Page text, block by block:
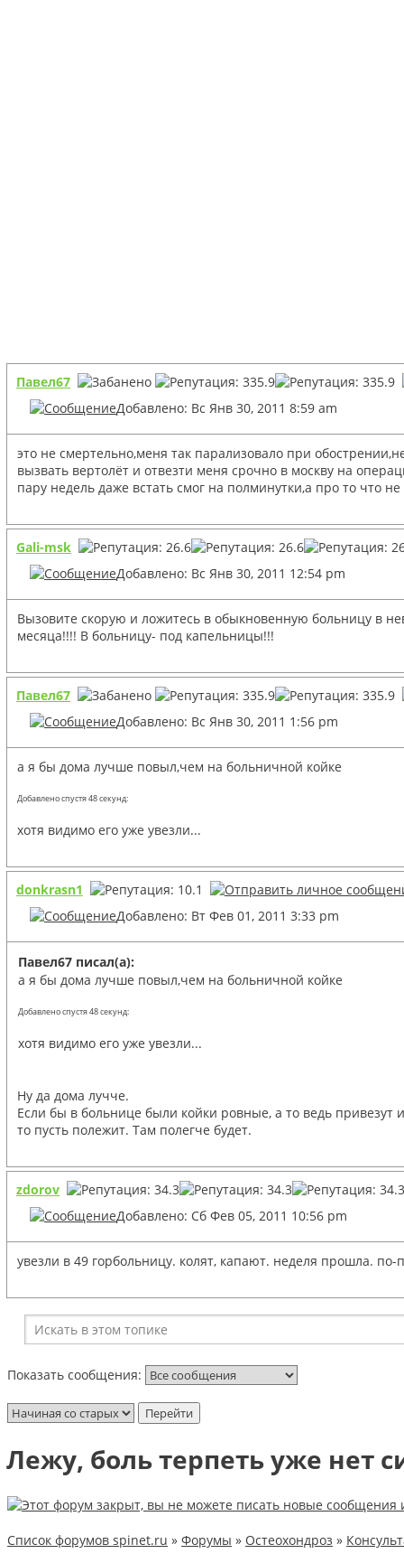
Павел67
Добавлено: Вс Янв 30, 2011 8:59 am
это не смертельно,меня так парализовало при
вызвать вертолёт и отвезти меня срочно в москву на
пару недель даже встать смог на полминутки,а про то что
Gali-msk
Добавлено: Вс Янв 30, 2011 12:54 pm
Вызовите скорую и ложитесь в обыкновенную больницу в
месяца!!!! В больницу- под капельницы!!!
Павел67
Добавлено: Вс Янв 30, 2011 1:56 pm
а я бы дома лучше повыл,чем на больничной койке
Добавлено спустя 48 секунд:
хотя видимо его уже увезли...
donkrasn1
Добавлено: Вт Фев 01, 2011 3:33 pm
Павел67 писал(а):
а я бы дома лучше повыл,чем на больничной койке
Добавлено спустя 48 секунд:
хотя видимо его уже увезли...
Ну да дома лучче.
Если бы в больнице были койки ровные, а то ведь привезут
то пусть полежит. Там полегче будет.
zdorov
Добавлено: Сб Фев 05, 2011 10:56 pm
увезли в 49 горбольницу. колят, капают. неделя прошла.
Показать сообщения:
Лежу, боль терпеть уже нет
Список форумов spinet.ru » Форумы » Остеохондроз »